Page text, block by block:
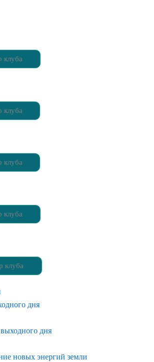
клуба
клуба
клуба
клуба
клуба
дня
дня
новых энергий земли